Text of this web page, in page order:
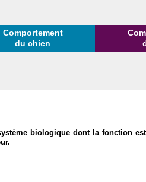
Comportement
du chien
biologique dont la fonction